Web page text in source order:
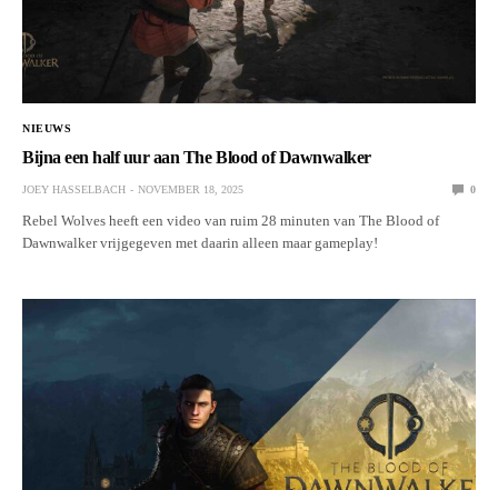
NIEUWS
Bijna een half uur aan The Blood of Dawnwalker
JOEY HASSELBACH NOVEMBER 18, 2025 0
Rebel Wolves heeft een video van ruim 28 minuten van The Blood of
Dawnwalker vrijgegeven met daarin alleen maar gameplay!